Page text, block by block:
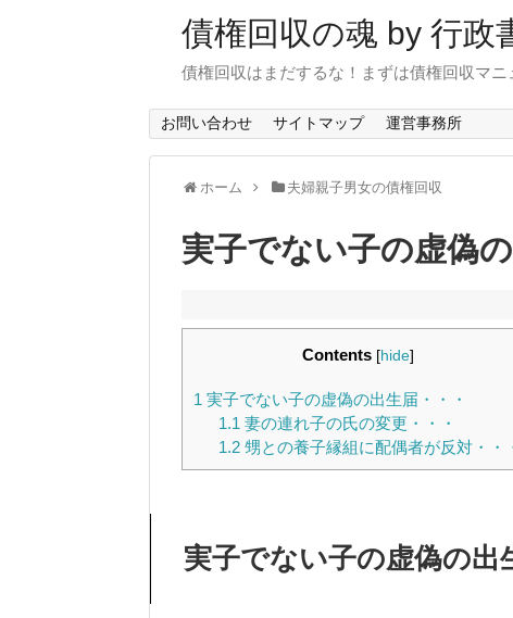
債権回収の魂 by 行政
債権回収はまだするな！まずは債権回収マニ
お問い合わせ サイトマップ 運営事務所
ホーム 夫婦親子男女の債権回収
実子でない子の虚偽
Contents [hide]
1 実子でない子の虚偽の出生届・・・
1.1 妻の連れ子の氏の変更・・・
1.2甥との養子縁組に配偶者が反対・・
実子でない子の虚偽の出